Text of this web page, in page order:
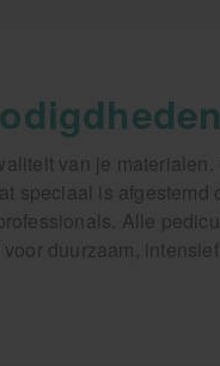
van je
speciaal is afgestemd
Alle
duurzaam,